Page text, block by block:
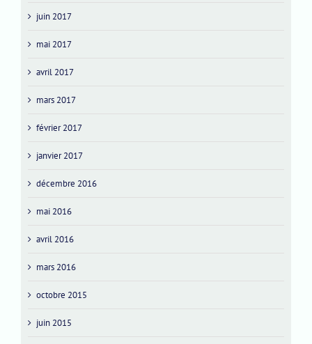
juin 2017
mai 2017
avril 2017
mars 2017
février 2017
janvier 2017
décembre 2016
mai 2016
avril 2016
mars 2016
octobre 2015
juin 2015